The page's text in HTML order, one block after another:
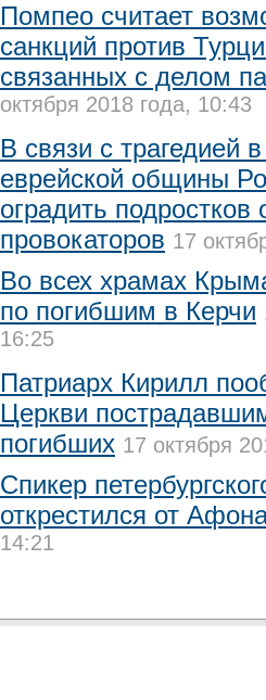
Помпео считает
санкций против
связанных с делом
октября 2018 года, 10:43
В связи с трагедией
еврейской общины
оградить подростков
провокаторов 17
Во всех храмах
по погибшим в Керчи
16:25
Патриарх Кирилл
Церкви
погибших 17 октября
Спикер
открестился от
14:21